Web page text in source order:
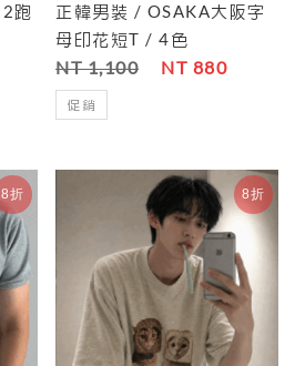
跑
正韓男裝 / OSAKA大阪字
母印花短T / 4色
NT 1,100 NT 880
促銷
8折 8折